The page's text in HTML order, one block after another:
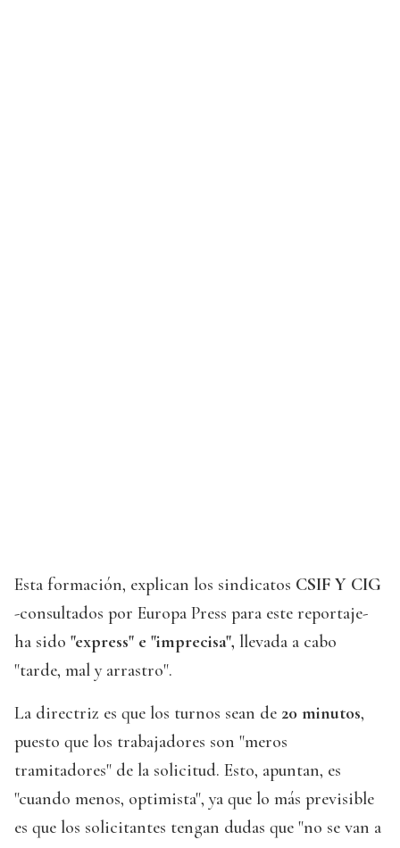
Esta formación, explican los sindicatos CSIF Y CIG
-consultados por Europa Press para este reportaje-
ha sido "express" e "imprecisa", llevada a cabo
"tarde, mal y arrastro".
La directriz es que los turnos sean de 20 minutos,
puesto que los trabajadores son "meros
tramitadores" de la solicitud. Esto, apuntan, es
"cuando menos, optimista", ya que lo más previsible
es que los solicitantes tengan dudas que "no se van a